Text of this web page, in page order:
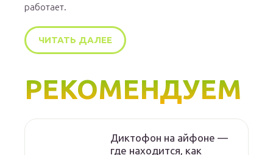
работает.
ЧИТАТЬ ДАЛЕЕ
РЕКОМЕНДУЕМ
Диктофон на айфоне —
где находится, как